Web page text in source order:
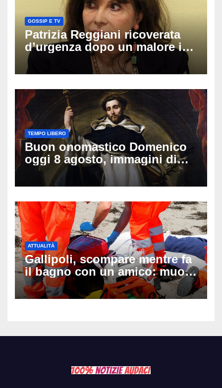
GOSSIP E TV
Patrizia Reggiani ricoverata
d’urgenza dopo un malore in
vacanza: come sta oggi l’ex
Lady Gucci
TEMPO LIBERO
Buon onomastico Domenico
oggi 8 agosto, immagini di
auguri da condividere
ATTUALITÀ
Gallipoli, scompare mentre fa
il bagno con un amico: muore
a 19 anni dopo 45 minuti di
disperati tentativi di